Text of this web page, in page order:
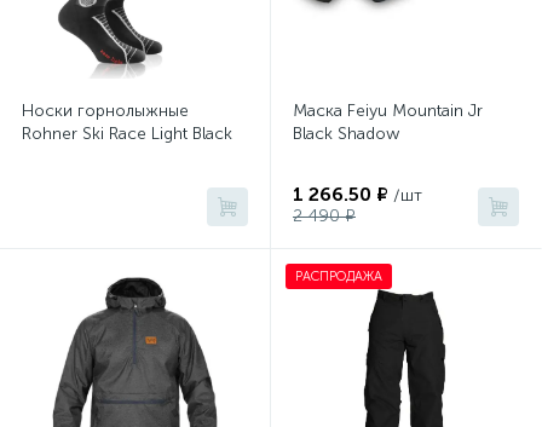
Носки горнолыжные
Rohner Ski Race Light Black
Маска Feiyu Mountain Jr
Black Shadow
1 266.50 ₽ /шт
2 490 ₽
РАСПРОДАЖА